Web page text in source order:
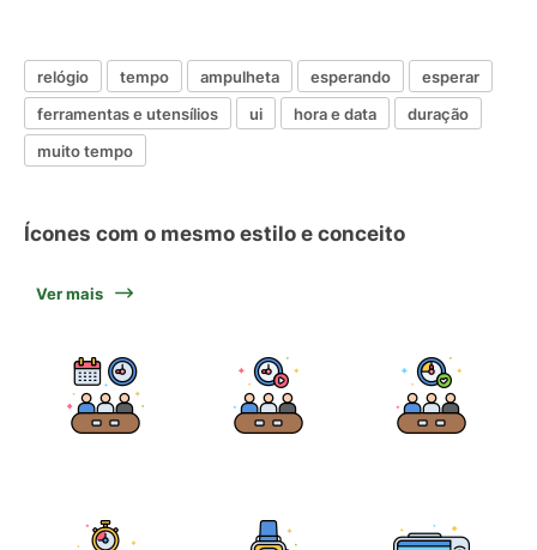
relógio tempo ampulheta esperando
esperar
ferramentas e utensílios
ui hora e data
duração
muito tempo
Ícones com o mesmo estilo e conceito
Ver mais